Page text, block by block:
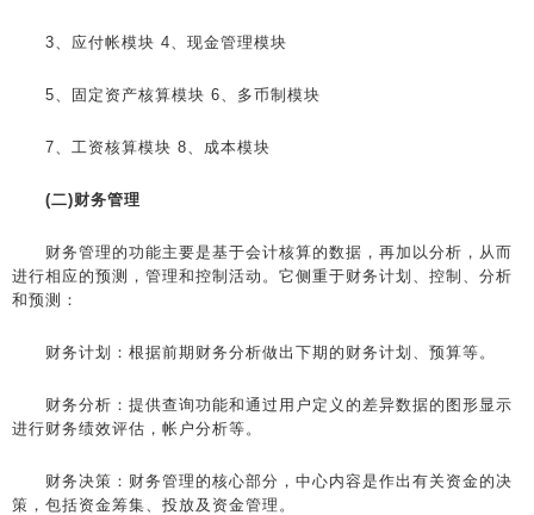
3、应付帐模块 4、现金管理模块
5、固定资产核算模块 6、多币制模块
7、工资核算模块 8、成本模块
(二)财务管理
财务管理的功能主要是基于会计核算的数据，再加以分析，从而
进行相应的预测，管理和控制活动。它侧重于财务计划、控制、分析
和预测：
财务计划：根据前期财务分析做出下期的财务计划、预算等。
财务分析：提供查询功能和通过用户定义的差异数据的图形显示
进行财务绩效评估，帐户分析等。
财务决策：财务管理的核心部分，中心内容是作出有关资金的决
策，包括资金筹集、投放及资金管理。